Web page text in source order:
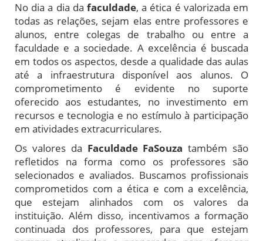
No dia a dia da faculdade, a ética é valorizada em
todas as relações, sejam elas entre professores e
alunos, entre colegas de trabalho ou entre a
faculdade e a sociedade. A excelência é buscada
em todos os aspectos, desde a qualidade das aulas
até a infraestrutura disponível aos alunos. O
comprometimento é evidente no suporte
oferecido aos estudantes, no investimento em
recursos e tecnologia e no estímulo à participação
em atividades extracurriculares.
Os valores da Faculdade FaSouza também são
refletidos na forma como os professores são
selecionados e avaliados. Buscamos profissionais
comprometidos com a ética e com a excelência,
que estejam alinhados com os valores da
instituição. Além disso, incentivamos a formação
continuada dos professores, para que estejam